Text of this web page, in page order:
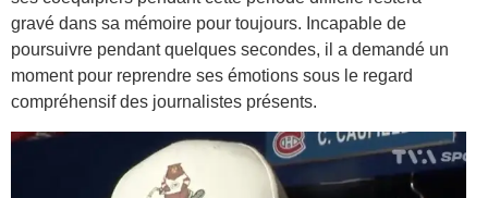
gravé dans sa mémoire pour toujours. Incapable de
poursuivre pendant quelques secondes, il a demandé un
moment pour reprendre ses émotions sous le regard
compréhensif des journalistes présents.